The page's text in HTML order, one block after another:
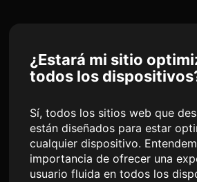
¿Estará mi sitio
todos los
Sí, todos los sitios web que
están diseñados para estar
cualquier dispositivo.
importancia de ofrecer una
usuario fluida en todos los